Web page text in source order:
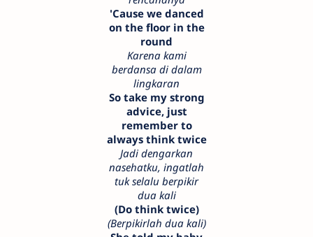
'Cause we danced
on the floor in the
round
Karena kami
berdansa di dalam
lingkaran
So take my strong
advice, just
remember to
always think twice
Jadi dengarkan
nasehatku, ingatlah
tuk selalu berpikir
dua kali
(Do think twice)
(Berpikirlah dua kali)